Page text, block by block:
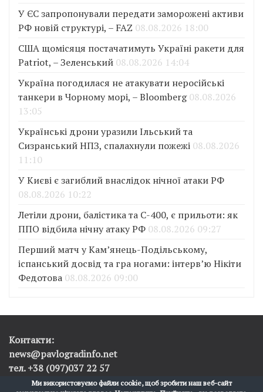
У ЄС запропонували передати заморожені активи
РФ новій структурі, – FAZ 08.08.2026 18:00
США щомісяця постачатимуть Україні ракети для
Patriot, – Зеленський 08.08.2026 14:04
Україна погодилася не атакувати неросійські
танкери в Чорному морі, – Bloomberg 08.08.2026
13:05
Українські дрони уразили Ільський та
Сизранський НПЗ, спалахнули пожежі 08.08.2026
11:10
У Києві є загиблий внаслідок нічної атаки РФ
08.08.2026 10:22
Летіли дрони, балістика та С-400, є прильоти: як
ППО відбила нічну атаку РФ 08.08.2026 09:27
Перший матч у Кам’янець-Подільському,
іспанський досвід та гра ногами: інтерв’ю Нікіти
Федотова 08.08.2026 09:00
Контакти:
news@pavlogradinfo.net
тел. +38 (097)037 22 57
Ми використовуємо файли cookie, щоб зробити наш веб-сайт